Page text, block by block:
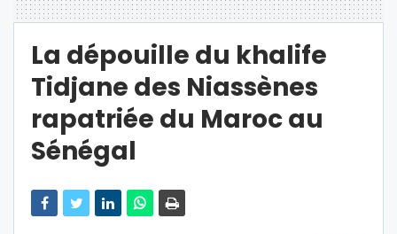
La dépouille du khalife
Tidjane des Niassènes
rapatriée du Maroc au
Sénégal